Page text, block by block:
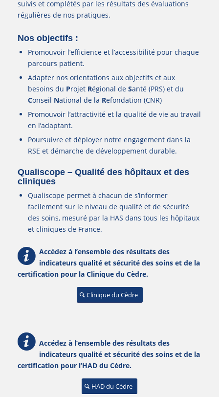
suivis et complétés par les résultats des évaluations
régulières de nos pratiques.
Nos objectifs :
Promouvoir l’efficience et l’accessibilité pour chaque
parcours patient.
Adapter nos orientations aux objectifs et aux
besoins du Projet Régional de Santé (PRS) et du
Conseil National de la Refondation (CNR)
Promouvoir l’attractivité et la qualité de vie au travail
en l’adaptant.
Poursuivre et déployer notre engagement dans la
RSE et démarche de développement durable.
Qualiscope – Qualité des hôpitaux et des
cliniques
Qualiscope permet à chacun de s’informer
facilement sur le niveau de qualité et de sécurité
des soins, mesuré par la HAS dans tous les hôpitaux
et cliniques de France.
Accédez à l’ensemble des résultats des
indicateurs qualité et sécurité des soins et de la
certification pour la Clinique du Cèdre.
Clinique du Cèdre
Accédez à l’ensemble des résultats des
indicateurs qualité et sécurité des soins et de la
certification pour l’HAD du Cèdre.
HAD du Cèdre